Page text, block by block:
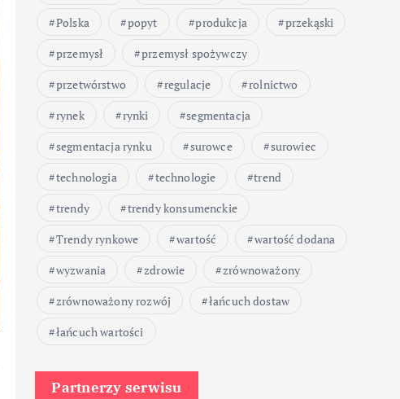
Polska
popyt produkcja
przekąski
przemysł
przemysł spożywczy
przetwórstwo
regulacje
rolnictwo
rynek
rynki
segmentacja
segmentacja rynku
surowce
surowiec
technologia
technologie
trend
trendy
trendy konsumenckie
Trendy rynkowe
wartość
wartość dodana
wyzwania
zdrowie
zrównoważony
zrównoważony rozwój
łańcuch dostaw
łańcuch wartości
Partnerzy serwisu